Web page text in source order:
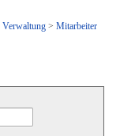
Verwaltung> Mitarbeiter